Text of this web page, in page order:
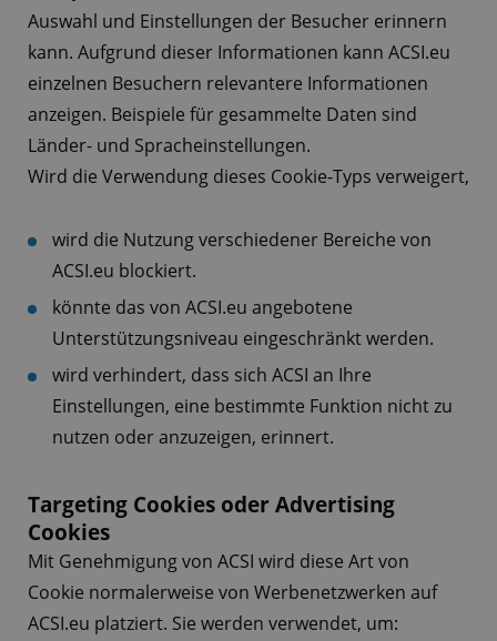
Auswahl und Einstellungen der Besucher erinnern
kann. Aufgrund dieser Informationen kann ACSI.eu
einzelnen Besuchern relevantere Informationen
anzeigen. Beispiele für gesammelte Daten sind
Länder- und Spracheinstellungen.
Wird die Verwendung dieses Cookie-Typs verweigert,
wird die Nutzung verschiedener Bereiche von
ACSI.eu blockiert.
könnte das von ACSI.eu angebotene
Unterstützungsniveau eingeschränkt werden.
wird verhindert, dass sich ACSI an Ihre
Einstellungen, eine bestimmte Funktion nicht zu
nutzen oder anzuzeigen, erinnert.
Targeting Cookies oder Advertising
Cookies
Mit Genehmigung von ACSI wird diese Art von
Cookie normalerweise von Werbenetzwerken auf
ACSI.eu platziert. Sie werden verwendet, um: